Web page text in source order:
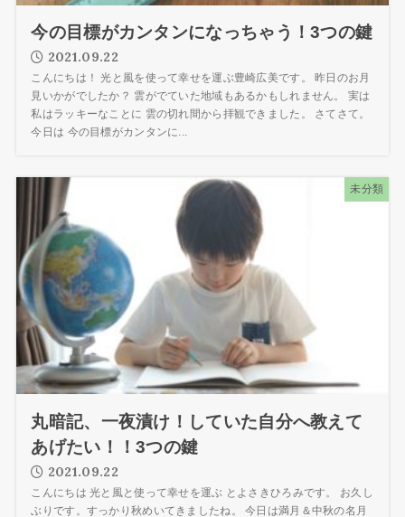
今の目標がカンタンになっちゃう！3つの鍵
2021.09.22
こんにちは！ 光と風を使って幸せを運ぶ豊崎広美です。 昨日のお月
見いかがでしたか？ 雲がでていた地域もあるかもしれません。 実は
私はラッキーなことに 雲の切れ間から拝観できました。 さてさて。
今日は 今の目標がカンタンに...
未分類
丸暗記、一夜漬け！していた自分へ教えて
あげたい！！3つの鍵
2021.09.22
こんにちは 光と風と使って幸せを運ぶ とよさきひろみです。 お久し
ぶりです。すっかり秋めいてきましたね。 今日は満月＆中秋の名月